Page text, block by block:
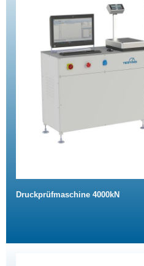
Druckprüfmaschine 4000kN